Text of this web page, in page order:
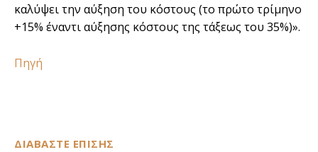
ΔΙΑΒΑΣΤΕ ΕΠΙΣΗΣ
καλύψει την αύξηση του κόστους (το πρώτο τρίμηνο
+15% έναντι αύξησης κόστους της τάξεως του 35%)».
Πηγή